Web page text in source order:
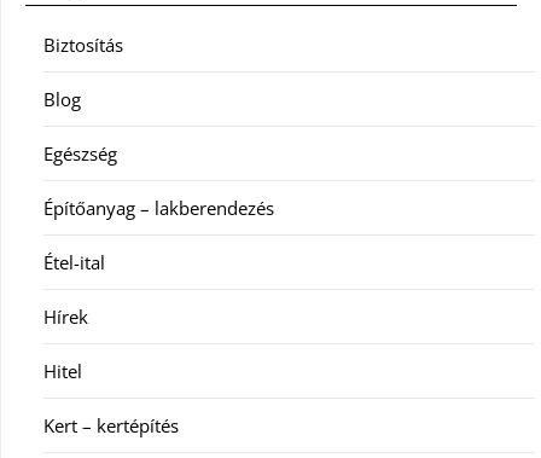
Biztosítás
Blog
Egészség
Építőanyag – lakberendezés
Étel-ital
Hírek
Hitel
Kert – kertépítés